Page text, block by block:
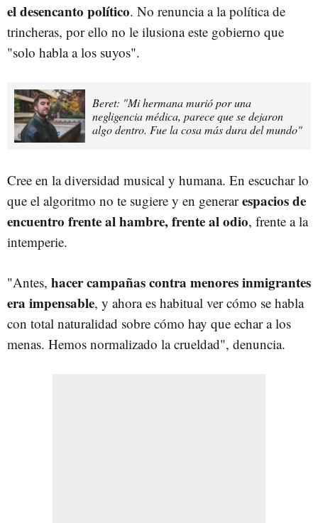
el desencanto político. No renuncia a la política de
trincheras, por ello no le ilusiona este gobierno que
"solo habla a los suyos".
Beret: "Mi hermana murió por una
negligencia médica, parece que se dejaron
algo dentro. Fue la cosa más dura del mundo"
Cree en la diversidad musical y humana. En escuchar lo
que el algoritmo no te sugiere y en generarespacios de
encuentro frente al hambre, frente al odio, frente a la
intemperie.
"Antes, hacer campañas contra menores inmigrantes
era impensable, y ahora es habitual ver cómo se habla
con total naturalidad sobre cómo hay que echar a los
menas. Hemos normalizado la crueldad", denuncia.